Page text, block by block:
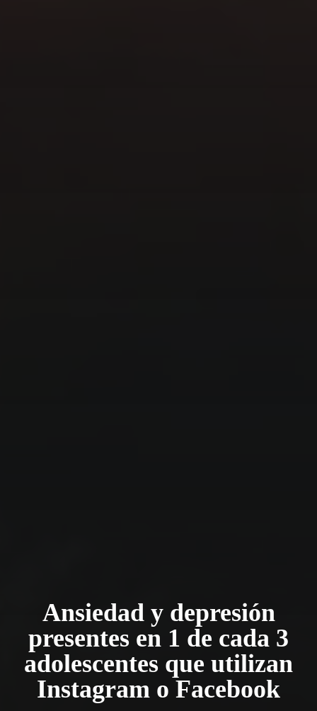
Ansiedad y depresión
presentes en 1 de cada 3
adolescentes que utilizan
Instagram o Facebook